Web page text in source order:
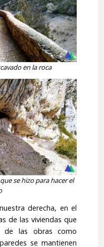
en la roca
se hizo para hacer el
derecha, en el
de las viviendas que
de las obras como
se mantienen